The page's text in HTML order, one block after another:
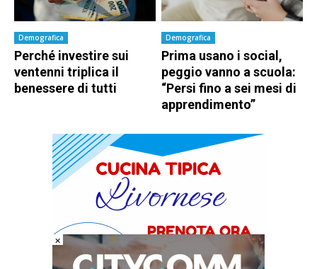
Demografica
Perché investire sui
ventenni triplica il
benessere di tutti
Demografica
Prima usano i social,
peggio vanno a scuola:
“Persi fino a sei mesi di
apprendimento”
×